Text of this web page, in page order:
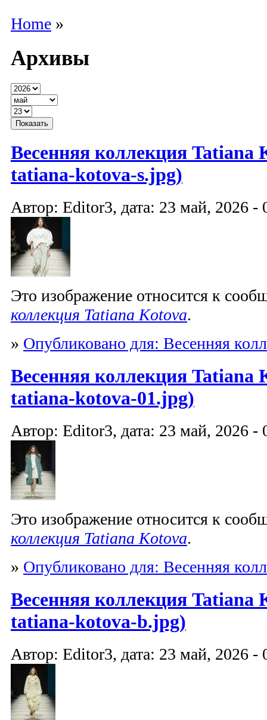
Home »
Архивы
Весенняя коллекция Tatiana
tatiana-kotova-s.jpg)
Автор: Editor3, дата: 23 май, 2026 -
Это изображение относится к
коллекция Tatiana Kotova.
» Опубликовано для: Весенняя
Весенняя коллекция Tatiana
tatiana-kotova-01.jpg)
Автор: Editor3, дата: 23 май, 2026 -
Это изображение относится к
коллекция Tatiana Kotova.
» Опубликовано для: Весенняя
Весенняя коллекция Tatiana
tatiana-kotova-b.jpg)
Автор: Editor3, дата: 23 май, 2026 -